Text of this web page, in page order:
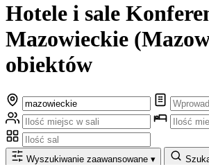
Hotele i sale
Mazowieckie
obiektów
Wyszukiwanie zaawansowane ▾